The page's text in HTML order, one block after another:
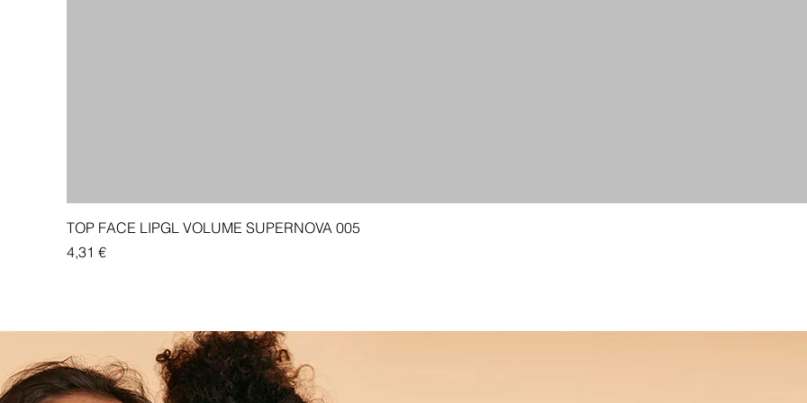
TOP FACE LIPGL VOLUME SUPERNOVA 005
Price
4,31 €